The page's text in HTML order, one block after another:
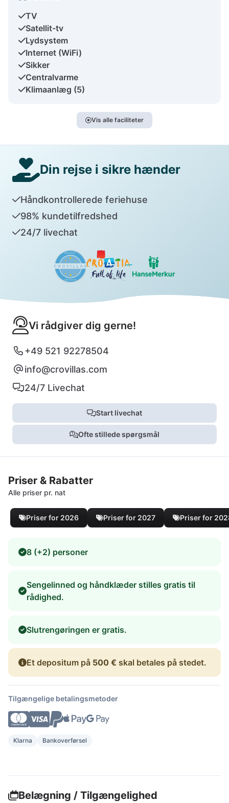
TV
Satellit-tv
Lydsystem
Internet (WiFi)
Sikker
Centralvarme
Klimaanlæg (5)
Vis alle faciliteter
Din rejse i sikre hænder
Håndkontrollerede feriehuse
98% kundetilfredshed
24/7 livechat
Vi rådgiver dig gerne!
+49 521 92278504
info@crovillas.com
24/7 Livechat
Start livechat
Ofte stillede spørgsmål
Priser & Rabatter
Alle priser pr. nat
Priser for 2026 Priser for 2027 Priser for
8 (+2) personer
Sengelinned og håndklæder stilles gratis til
rådighed.
Slutrengøringen er gratis.
Et depositum på 500 € skal betales på stedet.
Tilgængelige betalingsmetoder
Klarna Bankoverførsel
Belægning / Tilgængelighed